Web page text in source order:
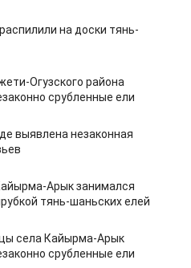
на доски тянь-
Огузского района
срубленные ели
выявлена незаконная
Арык занимался
тянь-шаньских елей
села Кайырма-Арык
срубленные ели